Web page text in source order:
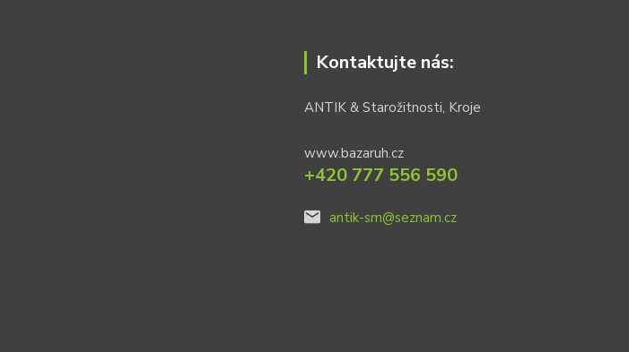
Kontaktujte nás:
ANTIK & Starožitnosti, Kroje
www.bazaruh.cz
+420 777 556 590
antik-sm@seznam.cz